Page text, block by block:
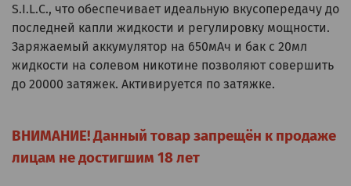
S.I.L.C., что обеспечивает идеальную вкусопередачу до
последней капли жидкости и регулировку мощности.
Заряжаемый аккумулятор на 650мАч и бак с 20мл
жидкости на солевом никотине позволяют совершить
до 20000 затяжек. Активируется по затяжке.
ВНИМАНИЕ! Данный товар запрещён к продаже
лицам не достигшим 18 лет